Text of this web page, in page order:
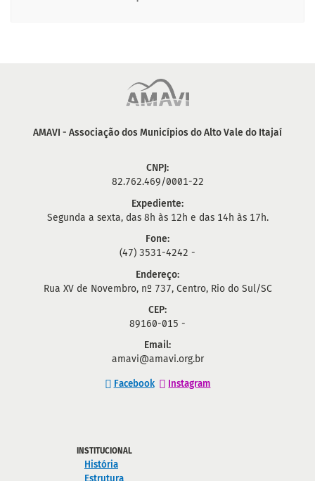
AMAVI - Associação dos Municípios do Alto Vale do Itajaí
CNPJ:
82.762.469/0001-22
Expediente:
Segunda a sexta, das 8h às 12h e das 14h às 17h.
Fone:
(47) 3531-4242 -
Endereço:
Rua XV de Novembro, nº 737, Centro, Rio do Sul/SC
CEP:
89160-015 -
Email:
amavi@amavi.org.br
Facebook Instagram
INSTITUCIONAL
História
Estrutura